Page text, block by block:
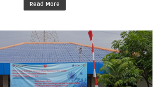
Read More